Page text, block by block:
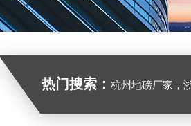
热门搜索： 杭州地磅厂家，浙江